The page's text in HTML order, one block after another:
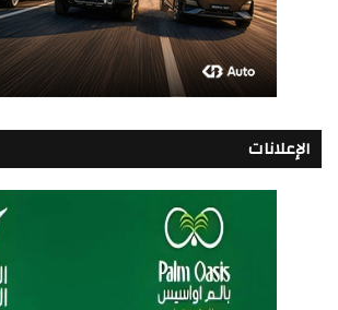
الإعلانات